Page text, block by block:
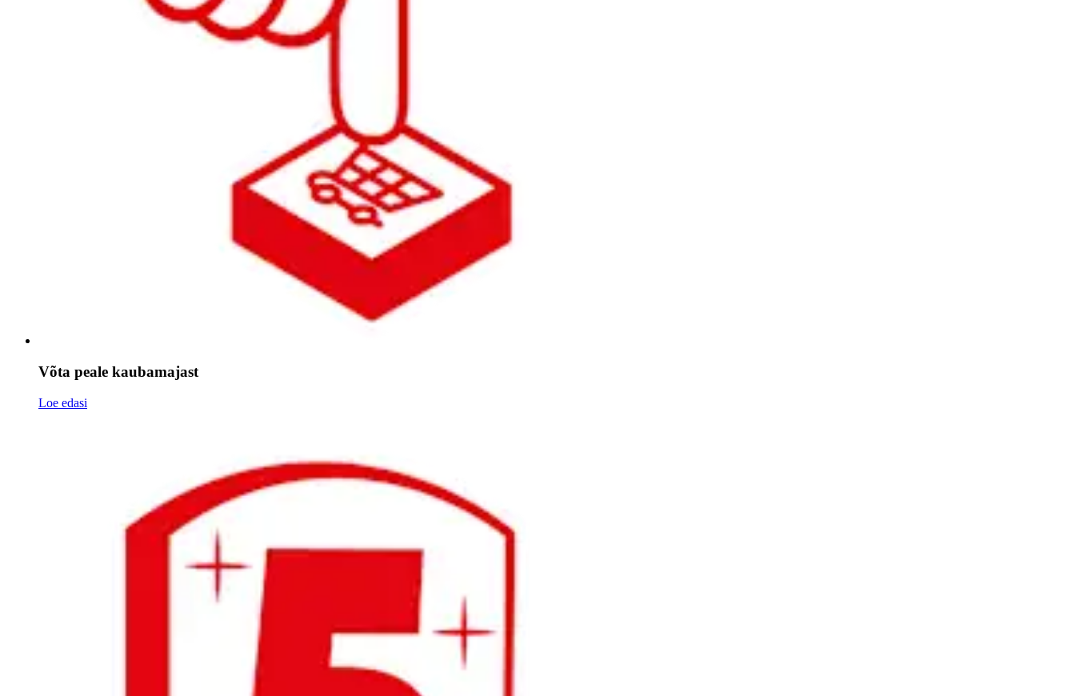
Võta peale kaubamajast
Loe edasi